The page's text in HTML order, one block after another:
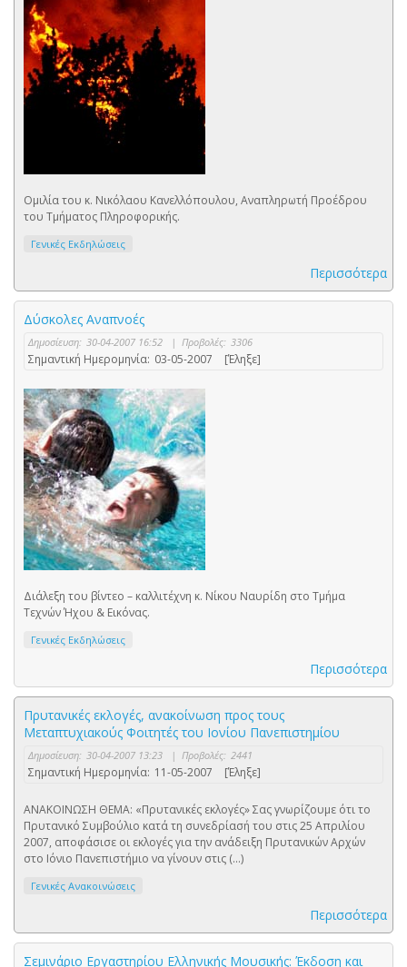
Oμιλία του κ. Νικόλαου Κανελλόπουλου, Αναπληρωτή Προέδρου
του Τμήματος Πληροφορικής.
Γενικές Εκδηλώσεις
Περισσότερα
Δύσκολες Αναπνοές
Δημοσίευση: 30-04-2007 16:52 | Προβολές: 3306
Σημαντική Ημερομηνία: 03-05-2007 [Έληξε]
Διάλεξη του βίντεο – καλλιτέχνη κ. Νίκου Ναυρίδη στο Τμήμα
Τεχνών Ήχου & Εικόνας.
Γενικές Εκδηλώσεις
Περισσότερα
Πρυτανικές εκλογές, ανακοίνωση προς τους
Μεταπτυχιακούς Φοιτητές του Ιονίου Πανεπιστημίου
Δημοσίευση: 30-04-2007 13:23 | Προβολές: 2441
Σημαντική Ημερομηνία: 11-05-2007 [Έληξε]
ΑΝΑΚΟΙΝΩΣΗ ΘΕΜΑ: «Πρυτανικές εκλογές» Σας γνωρίζουμε ότι το
Πρυτανικό Συμβούλιο κατά τη συνεδρίασή του στις 25 Απριλίου
2007, αποφάσισε οι εκλογές για την ανάδειξη Πρυτανικών Αρχών
στο Ιόνιο Πανεπιστήμιο να γίνουν στις (...)
Γενικές Ανακοινώσεις
Περισσότερα
Σεμινάριο Εργαστηρίου Ελληνικής Μουσικής: Έκδοση και